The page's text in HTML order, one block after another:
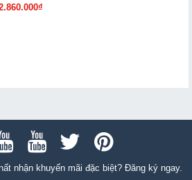
nhận khuyến mãi đặc biệt? Đăng ký ngay.